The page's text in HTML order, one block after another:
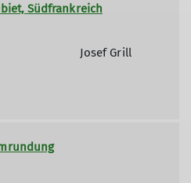
Südfrankreich
Josef Grill